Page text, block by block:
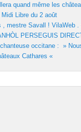
quand même les
Libre du 2 août
, mestre Savall ! VilaWeb .
PERSEGUIS
occitane : »
Cathares «